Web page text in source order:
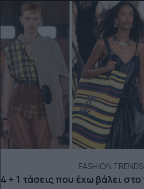
FASHION TRENDS
4 + 1 τάσεις που έχω βάλει